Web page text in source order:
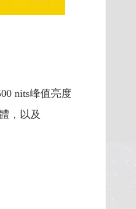
nits峰值亮度
，以及